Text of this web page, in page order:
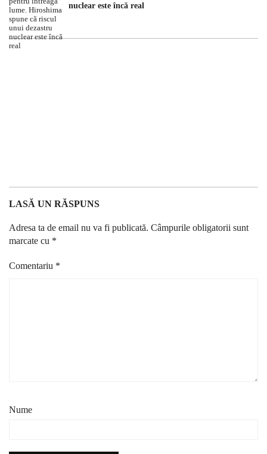
nuclear este încă real
LASĂ UN RĂSPUNS
Adresa ta de email nu va fi publicată. Câmpurile obligatorii sunt
marcate cu *
Comentariu *
Nume